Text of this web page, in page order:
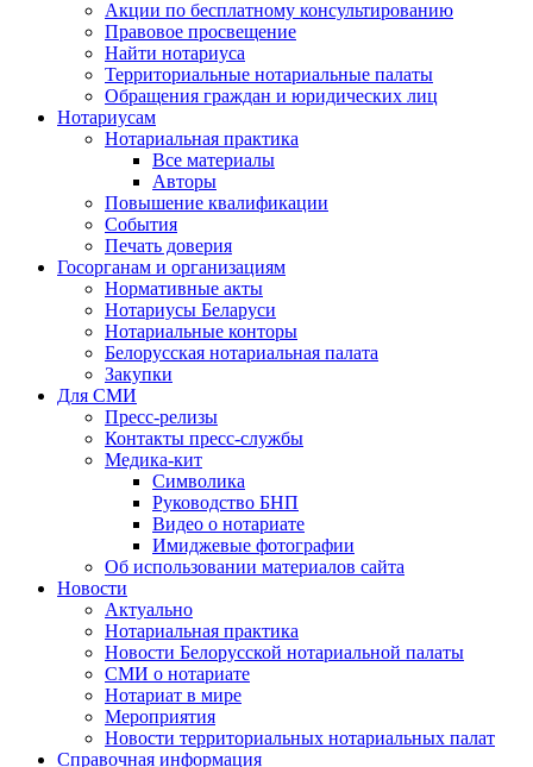
Акции по бесплатному консультированию
Правовое просвещение
Найти нотариуса
Территориальные нотариальные палаты
Обращения граждан и юридических лиц
Нотариусам
Нотариальная практика
Все материалы
Авторы
Повышение квалификации
События
Печать доверия
Госорганам и организациям
Нормативные акты
Нотариусы Беларуси
Нотариальные конторы
Белорусская нотариальная палата
Закупки
Для СМИ
Пресс-релизы
Контакты пресс-службы
Медика-кит
Символика
Руководство БНП
Видео о нотариате
Имиджевые фотографии
Об использовании материалов сайта
Новости
Актуально
Нотариальная практика
Новости Белорусской нотариальной палаты
СМИ о нотариате
Нотариат в мире
Мероприятия
Новости территориальных нотариальных палат
Справочная информация